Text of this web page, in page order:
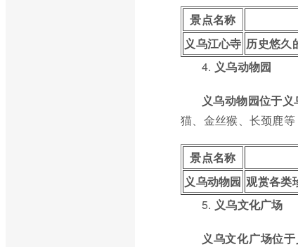
景点名称
义乌江心寺 历史悠久
4. 义乌动物园
义乌动物园位于义
猫、金丝猴、长颈鹿等
景点名称
义乌动物园 观赏各类
5. 义乌文化广场
义乌文化广场位